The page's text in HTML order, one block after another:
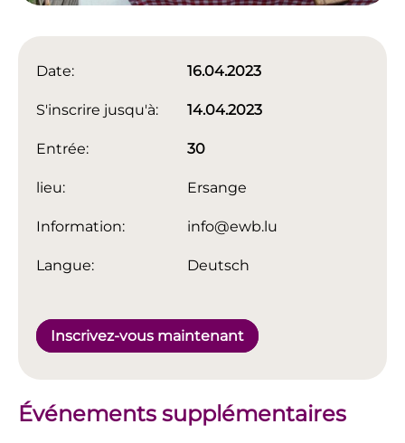
Date: 16.04.2023
S'inscrire jusqu'à: 14.04.2023
Entrée: 30
lieu: Ersange
Information: info@ewb.lu
Langue: Deutsch
Inscrivez-vous maintenant
Événements supplémentaires